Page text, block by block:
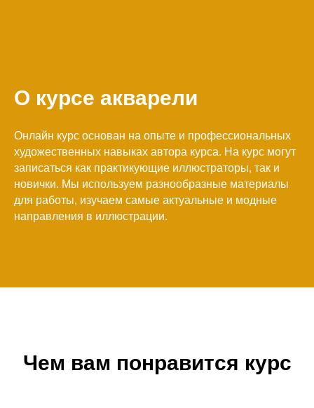
О курсе акварели
Онлайн курс основан на опыте и профессиональных
художественных навыках автора курса. На курс могут
записаться как практикующие иллюстраторы, так и
новички. Мы используем разнообразные материалы
для работы, изучаем самые актуальные и модные
направления в иллюстрации.
Чем вам понравится курс